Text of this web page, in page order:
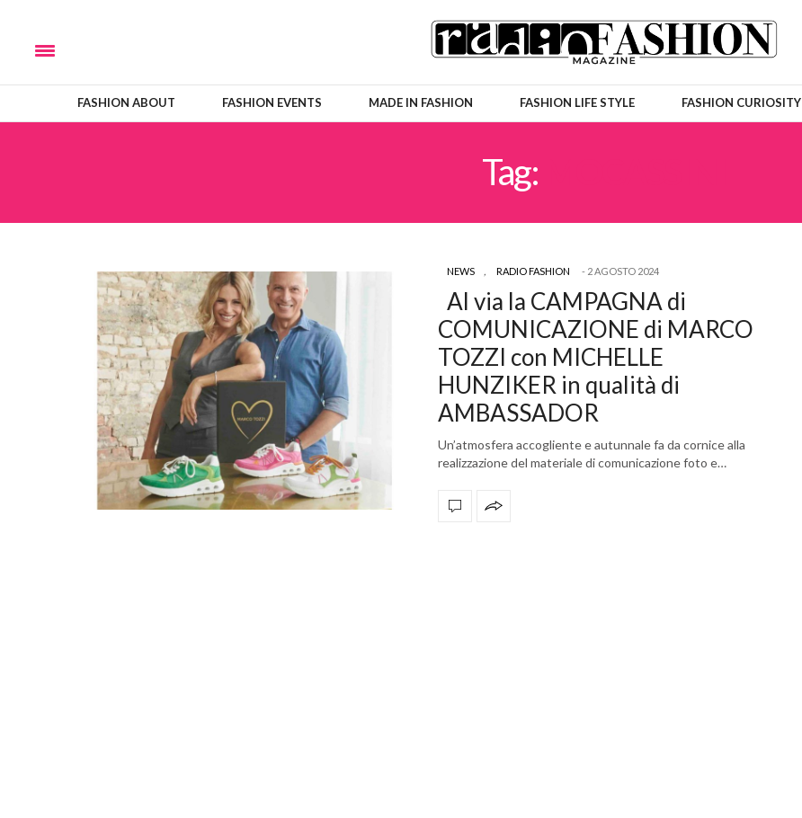
FASHION ABOUT FASHION EVENTS MADE IN FASHION FASHION LIFE STYLE FASHION CURIOSITY
Tag:
NEWS , RADIO FASHION 2 AGOSTO 2024
Al via la CAMPAGNA di
COMUNICAZIONE di MARCO
TOZZI con MICHELLE
HUNZIKER in qualità di
AMBASSADOR
Un’atmosfera accogliente e autunnale fa da cornice alla
realizzazione del materiale di comunicazione foto e…